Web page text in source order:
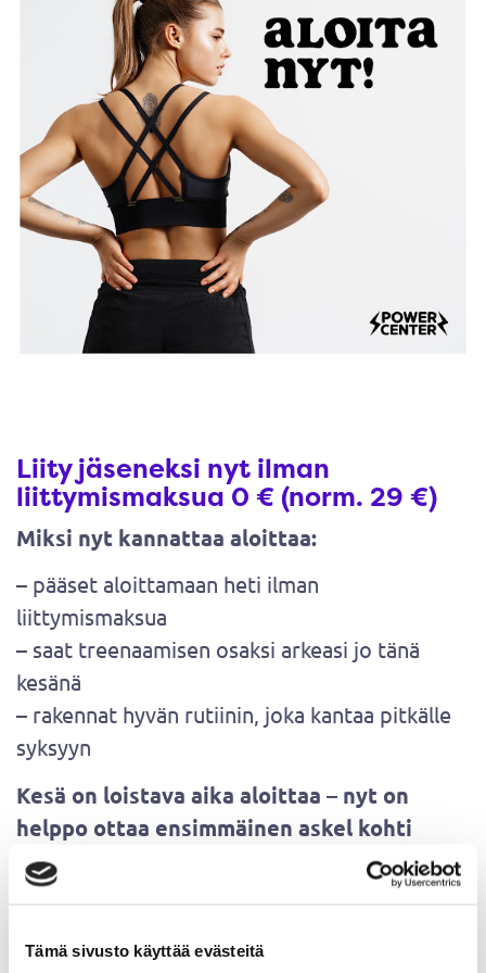
Tämä sivusto käyttää evästeitä
Liity jäseneksi nyt ilman
liittymismaksua 0 € (norm. 29 €)
Miksi nyt kannattaa aloittaa:
– pääset aloittamaan heti ilman
liittymismaksua
– saat treenaamisen osaksi arkeasi jo tänä
kesänä
– rakennat hyvän rutiinin, joka kantaa pitkälle
syksyyn
Kesä on loistava aika aloittaa – nyt on
helppo ottaa ensimmäinen askel kohti
parempaa hyvinvointia.